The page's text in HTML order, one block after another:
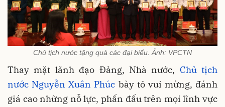
Chủ tịch nước tặng quà các đại biểu. Ảnh: VPCTN
Thay mặt lãnh đạo Đảng, Nhà nước, Chủ tịch
nước Nguyễn Xuân Phúc bày tỏ vui mừng, đánh
giá cao những nỗ lực, phấn đấu trên mọi lĩnh vực